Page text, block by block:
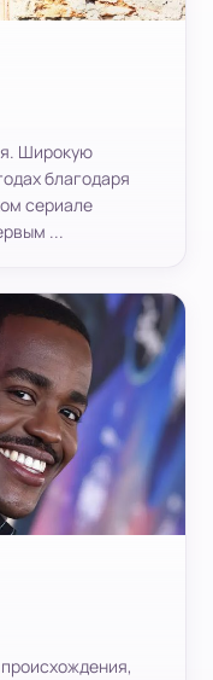
Широкую
благодаря
сериале
...